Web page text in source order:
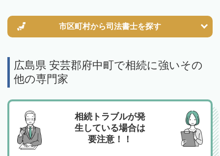
市区町村から司法書士を探す
広島県 安芸郡府中町で相続に強いその
他の専門家
相続トラブルが発
生している場合は
要注意！！